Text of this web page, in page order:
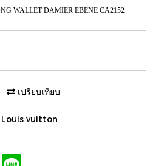
WALLET DAMIER EBENE CA2152
เปรียบเทียบ
Louis vuitton